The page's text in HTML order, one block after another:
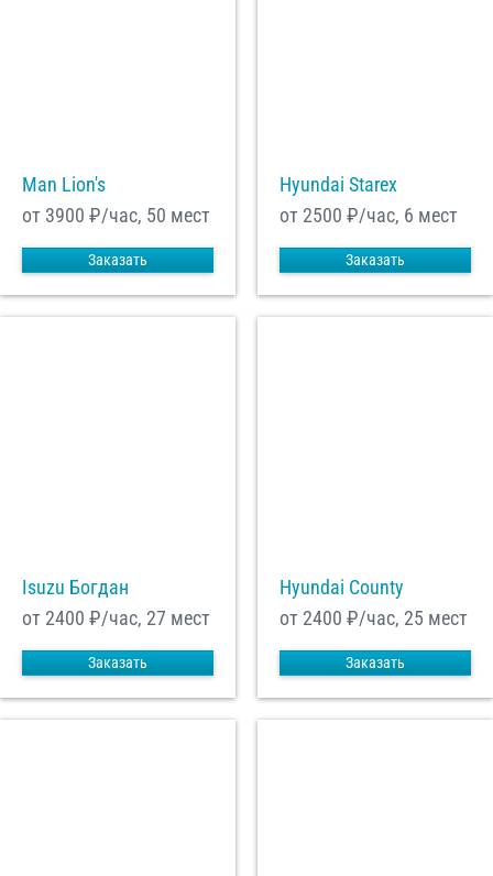
Man Lion's
от 3900 ₽/час, 50 мест
Заказать
Hyundai Starex
от 2500 ₽/час, 6 мест
Заказать
Isuzu Богдан
от 2400 ₽/час, 27 мест
Заказать
Hyundai County
от 2400 ₽/час, 25 мест
Заказать